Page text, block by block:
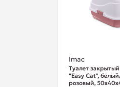
Imac
Туалет
"Easy Cat",
розовый,